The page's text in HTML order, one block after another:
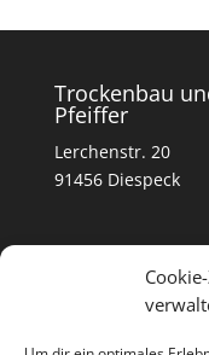
Trockenbau
Pfeiffer
Lerchenstr. 20
91456 Diespeck
Kontakt
0179- 39 56 246
info@firma-bernd-